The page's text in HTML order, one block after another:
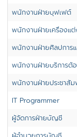
พนักงานฝ่ายบุฟเฟต์
พนักงานฝ่ายเครื่องแ
พนักงานฝ่ายศิลปการ
พนักงานฝ่ายบริการต้
พนักงานฝ่ายประชาสั
IT Programmer
ผู้จัดการฝ่ายบัญชี